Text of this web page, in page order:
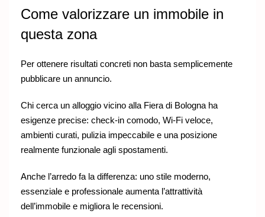
Come valorizzare un immobile in
questa zona
Per ottenere risultati concreti non basta semplicemente
pubblicare un annuncio.
Chi cerca un alloggio vicino alla Fiera di Bologna ha
esigenze precise: check-in comodo, Wi-Fi veloce,
ambienti curati, pulizia impeccabile e una posizione
realmente funzionale agli spostamenti.
Anche l’arredo fa la differenza: uno stile moderno,
essenziale e professionale aumenta l’attrattività
dell’immobile e migliora le recensioni.